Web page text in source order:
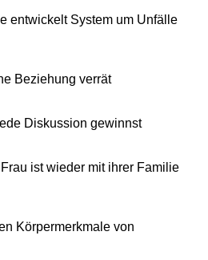
entwickelt System um Unfälle
Beziehung verrät
Diskussion gewinnst
ist wieder mit ihrer Familie
Körpermerkmale von